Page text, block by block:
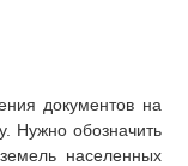
документов на
Нужно обозначить
населенных